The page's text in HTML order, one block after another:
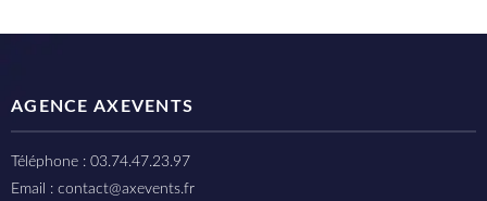
AGENCE AXEVENTS
Téléphone : 03.74.47.23.97
Email : contact@axevents.fr